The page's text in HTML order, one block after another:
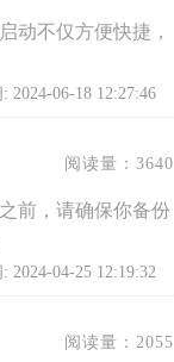
动不仅方便快捷，
2024-06-18 12:27:46
阅读量： 3640
前，请确保你备份
2024-04-25 12:19:32
阅读量： 2055